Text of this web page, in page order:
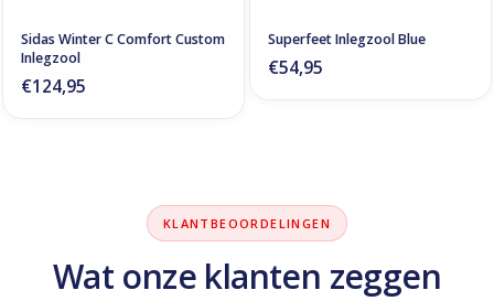
Sidas Winter C Comfort Custom
Inlegzool
€124,95
Superfeet Inlegzool Blue
€54,95
KLANTBEOORDELINGEN
Wat onze klanten zeggen